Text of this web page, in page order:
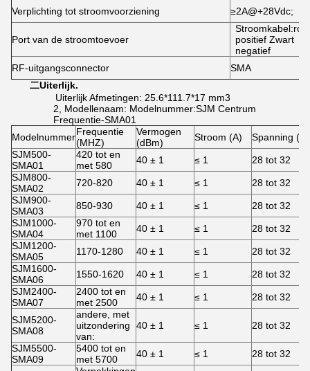
Verplichting tot stroomvoorziening
≥2A@+28Vdc;
Port van de stroomtoevoer
positief Zwart
negatief
RF-uitgangsconnector
SMA
二Uiterlijk.
Uiterlijk Afmetingen: 25.6*111.7*17 mm3
2, Modellenaam: Modelnummer:SJM Centrum
Frequentie-SMA01
ModelnummerFrequentie
(MHZ)
Vermogen
(dBm)
Stroom (A)
Spanning (V)
SJM500-
SMA01
420 tot en
met 580
40 ± 1 ≤ 1
28 tot 32
SJM800-
SMA02
720-820 40 ± 1 ≤ 1
28 tot 32
SJM900-
SMA03
850-930 40 ± 1 ≤ 1
28 tot 32
SJM1000-
SMA04
970 tot en
met 1100
40 ± 1 ≤ 1
28 tot 32
SJM1200-
SMA05
1170-1280 40 ± 1 ≤ 1
28 tot 32
SJM1600-
SMA06
1550-1620 40 ± 1 ≤ 1
28 tot 32
SJM2400-
SMA07
2400 tot en
met 2500
40 ± 1 ≤ 1 28 tot 32
SJM5200-
SMA08
andere, met
uitzondering
van:
40 ± 1 ≤ 1 28 tot 32
SJM5500-
SMA09
5400 tot en
met 5700
40 ± 1 ≤ 1 28 tot 32